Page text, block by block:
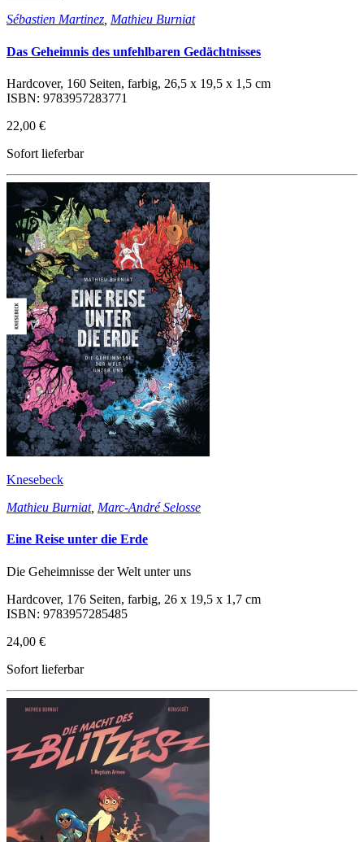
Sébastien Martinez, Mathieu Burniat
Das Geheimnis des unfehlbaren Gedächtnisses
Hardcover, 160 Seiten, farbig, 26,5 x 19,5 x 1,5 cm
ISBN: 9783957283771
22,00 €
Sofort lieferbar
Knesebeck
Mathieu Burniat, Marc-André Selosse
Eine Reise unter die Erde
Die Geheimnisse der Welt unter uns
Hardcover, 176 Seiten, farbig, 26 x 19,5 x 1,7 cm
ISBN: 9783957285485
24,00 €
Sofort lieferbar